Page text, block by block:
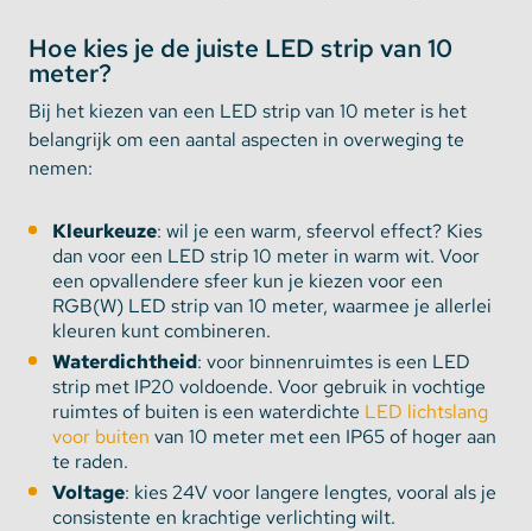
Hoe kies je de juiste LED strip van 10
meter?
Bij het kiezen van een LED strip van 10 meter is het
belangrijk om een aantal aspecten in overweging te
nemen:
Kleurkeuze: wil je een warm, sfeervol effect? Kies
dan voor een LED strip 10 meter in warm wit. Voor
een opvallendere sfeer kun je kiezen voor een
RGB(W) LED strip van 10 meter, waarmee je allerlei
kleuren kunt combineren.
Waterdichtheid: voor binnenruimtes is een LED
strip met IP20 voldoende. Voor gebruik in vochtige
ruimtes of buiten is een waterdichte LED lichtslang
voor buiten van 10 meter met een IP65 of hoger aan
te raden.
Voltage: kies 24V voor langere lengtes, vooral als je
consistente en krachtige verlichting wilt.